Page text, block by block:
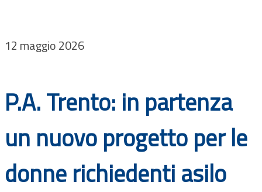
Progetti
Bandi
Guide
12 maggio 2026
P.A. Trento: in partenza
un nuovo progetto per le
donne richiedenti asilo